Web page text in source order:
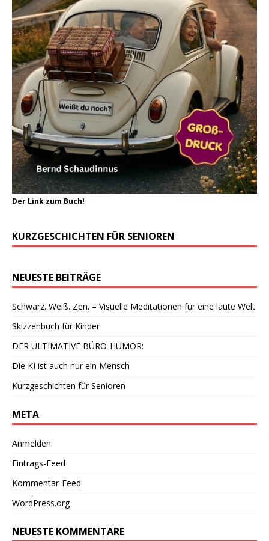
Der Link zum Buch!
KURZGESCHICHTEN FÜR SENIOREN
NEUESTE BEITRÄGE
Schwarz. Weiß. Zen. – Visuelle Meditationen für eine laute Welt
Skizzenbuch für Kinder
DER ULTIMATIVE BÜRO-HUMOR:
Die KI ist auch nur ein Mensch
Kurzgeschichten für Senioren
META
Anmelden
Eintrags-Feed
Kommentar-Feed
WordPress.org
NEUESTE KOMMENTARE